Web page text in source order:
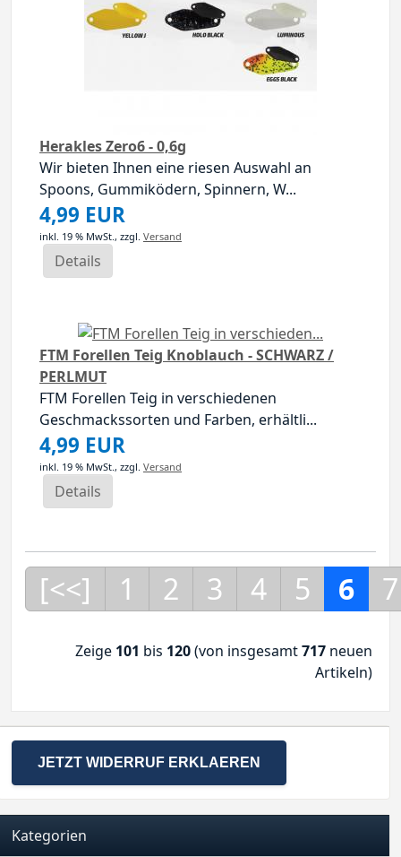
Herakles Zero6 - 0,6g
Wir bieten Ihnen eine riesen Auswahl an
Spoons, Gummiködern, Spinnern, W...
4,99 EUR
inkl. 19 % MwSt., zzgl. Versand
Details
FTM Forellen Teig Knoblauch - SCHWARZ /
PERLMUT
FTM Forellen Teig in verschiedenen
Geschmackssorten und Farben, erhältli...
4,99 EUR
inkl. 19 % MwSt., zzgl. Versand
Details
[<<] 1 2 3 4 5 6 7
Zeige 101 bis 120(von insgesamt717 neuen
Artikeln)
JETZT WIDERRUF ERKLAEREN
Kategorien